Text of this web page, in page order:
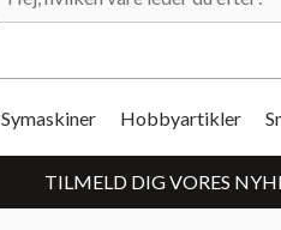
Symaskiner Hobbyartikler
TILMELD DIG VORES